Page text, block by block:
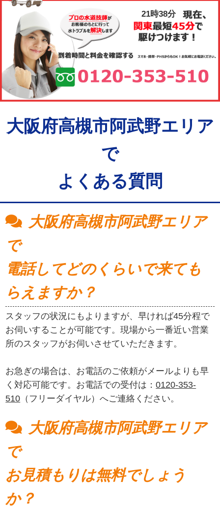
21時38分
大阪府高槻市阿武野エリア
で
よくある質問
大阪府高槻市阿武野エリア
で
電話してどのくらいで来ても
らえますか？
スタッフの状況にもよりますが、早ければ45分程で
お伺いすることが可能です。現場から一番近い営業
所のスタッフがお伺いさせていただきます。
お急ぎの場合は、お電話のご依頼がメールよりも早
く対応可能です。お電話での受付は：0120-353-
510 （フリーダイヤル）へご連絡ください。
大阪府高槻市阿武野エリア
で
お見積もりは無料でしょう
か？